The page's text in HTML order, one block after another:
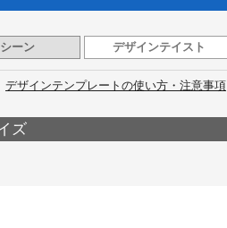
ーン デザインテイスト
デザインテンプレートの使い方・注意事項
ズ